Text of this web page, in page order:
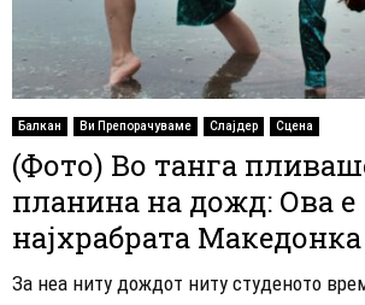
Балкан Ви Препорачуваме Слајдер Сцена
(Фото) Во танга
планина на дожд: Ова е
најхрабрата Македонка
За неа ниту дождот ниту студеното